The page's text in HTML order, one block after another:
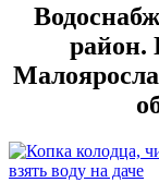
район.